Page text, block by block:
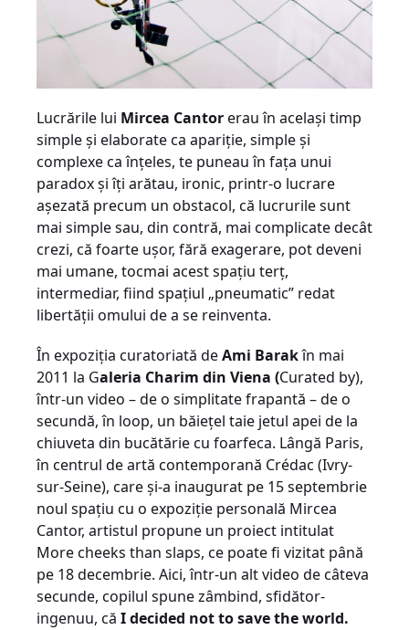
Lucrările lui Mircea Cantorerau în acelaşi timp
simple şi elaborate ca apariţie, simple şi
complexe ca înţeles, te puneau în faţa unui
paradox şi îţi arătau, ironic, printr-o lucrare
aşezată precum un obstacol, că lucrurile sunt
mai simple sau, din contră, mai complicate decât
crezi, că foarte uşor, fără exagerare, pot deveni
mai umane, tocmai acest spaţiu terţ,
intermediar, fiind spaţiul „pneumatic” redat
libertăţii omului de a se reinventa.
În expoziţia curatoriată deAmi Barakîn mai
2011 la Galeria Charim din Viena (Curated by),
într-un video – de o simplitate frapantă – de o
secundă, în loop, un băieţel taie jetul apei de la
chiuveta din bucătărie cu foarfeca. Lângă Paris,
în centrul de artă contemporană Crédac (Ivry-
sur-Seine), care şi-a inaugurat pe 15 septembrie
noul spaţiu cu o expoziţie personală Mircea
Cantor, artistul propune un proiect intitulat
More cheeks than slaps, ce poate fi vizitat până
pe 18 decembrie. Aici, într-un alt video de câteva
secunde, copilul spune zâmbind, sfidător-
ingenuu, că I decided not to save the world.